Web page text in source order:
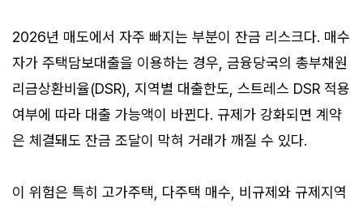
2026년 매도에서 자주 빠지는 부분이 잔금 리스크다. 매수
자가 주택담보대출을 이용하는 경우, 금융당국의 총부채원
리금상환비율(DSR), 지역별 대출한도, 스트레스 DSR 적용
여부에 따라 대출 가능액이 바뀐다. 규제가 강화되면 계약
은 체결돼도 잔금 조달이 막혀 거래가 깨질 수 있다.
이 위험은 특히 고가주택, 다주택 매수, 비규제와 규제지역